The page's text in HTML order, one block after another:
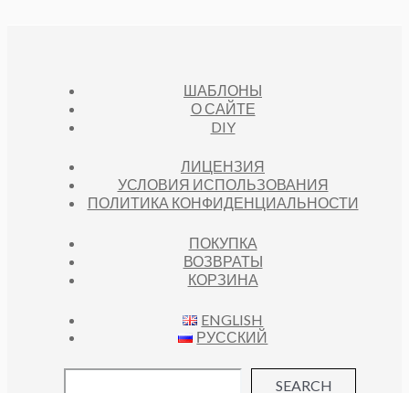
ШАБЛОНЫ
О САЙТЕ
DIY
ЛИЦЕНЗИЯ
УСЛОВИЯ ИСПОЛЬЗОВАНИЯ
ПОЛИТИКА КОНФИДЕНЦИАЛЬНОСТИ
ПОКУПКА
ВОЗВРАТЫ
КОРЗИНА
ENGLISH
РУССКИЙ
SEARCH